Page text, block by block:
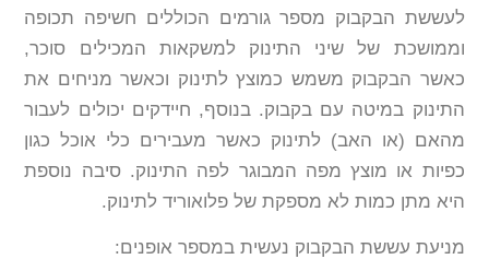
לעששת הבקבוק מספר גורמים הכוללים חשיפה תכופה
וממושכת של שיני התינוק למשקאות המכילים סוכר,
כאשר הבקבוק משמש כמוצץ לתינוק וכאשר מניחים את
התינוק במיטה עם בקבוק. בנוסף, חיידקים יכולים לעבור
מהאם (או האב) לתינוק כאשר מעבירים כלי אוכל כגון
כפיות או מוצץ מפה המבוגר לפה התינוק. סיבה נוספת
היא מתן כמות לא מספקת של פלואוריד לתינוק.
מניעת עששת הבקבוק נעשית במספר אופנים: